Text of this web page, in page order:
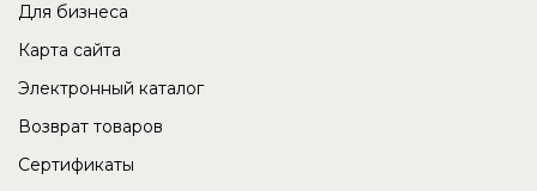
Для бизнеса
Карта сайта
Электронный каталог
Возврат товаров
Сертификаты